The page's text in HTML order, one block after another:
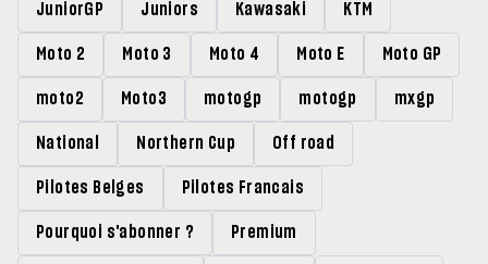
JuniorGP Juniors Kawasaki KTM
Moto 2 Moto 3 Moto 4 Moto E Moto GP
moto2 Moto3 motogp motogp mxgp
National Northern Cup Off road
Pilotes Belges Pilotes Francais
Pourquoi s'abonner ? Premium